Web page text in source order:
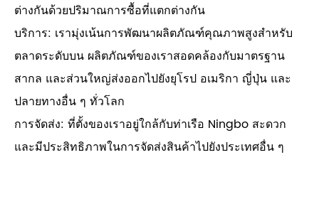
ต่างกันด้วยปริมาณการซื้อที่แตกต่างกัน
บริการ: เรามุ่งเน้นการพัฒนาผลิตภัณฑ์คุณภาพสูงสำหรับ
ตลาดระดับบน ผลิตภัณฑ์ของเราสอดคล้องกับมาตรฐาน
สากล และส่วนใหญ่ส่งออกไปยังยุโรป อเมริกา ญี่ปุ่น และ
ปลายทางอื่น ๆ ทั่วโลก
การจัดส่ง: ที่ตั้งของเราอยู่ใกล้กับท่าเรือ Ningbo สะดวก
และมีประสิทธิภาพในการจัดส่งสินค้าไปยังประเทศอื่น ๆ